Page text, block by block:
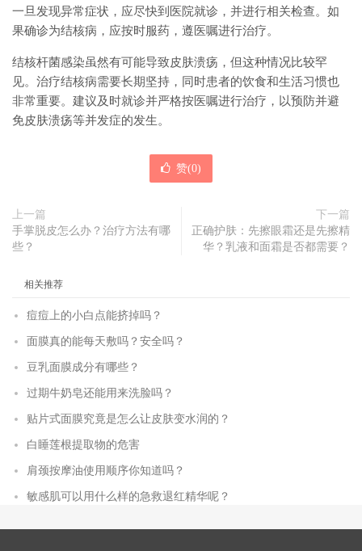
一旦发现异常症状，应尽快到医院就诊，并进行相关检查。如
果确诊为结核病，应按时服药，遵医嘱进行治疗。
结核杆菌感染虽然有可能导致皮肤溃疡，但这种情况比较罕
见。治疗结核病需要长期坚持，同时患者的饮食和生活习惯也
非常重要。建议及时就诊并严格按医嘱进行治疗，以预防并避
免皮肤溃疡等并发症的发生。
赞(0)
上一篇
手掌脱皮怎么办？治疗方法有哪
些？
下一篇
正确护肤：先擦眼霜还是先擦精
华？乳液和面霜是否都需要？
相关推荐
痘痘上的小白点能挤掉吗？
面膜真的能每天敷吗？安全吗？
豆乳面膜成分有哪些？
过期牛奶皂还能用来洗脸吗？
贴片式面膜究竟是怎么让皮肤变水润的？
白睡莲根提取物的危害
肩颈按摩油使用顺序你知道吗？
敏感肌可以用什么样的急救退红精华呢？